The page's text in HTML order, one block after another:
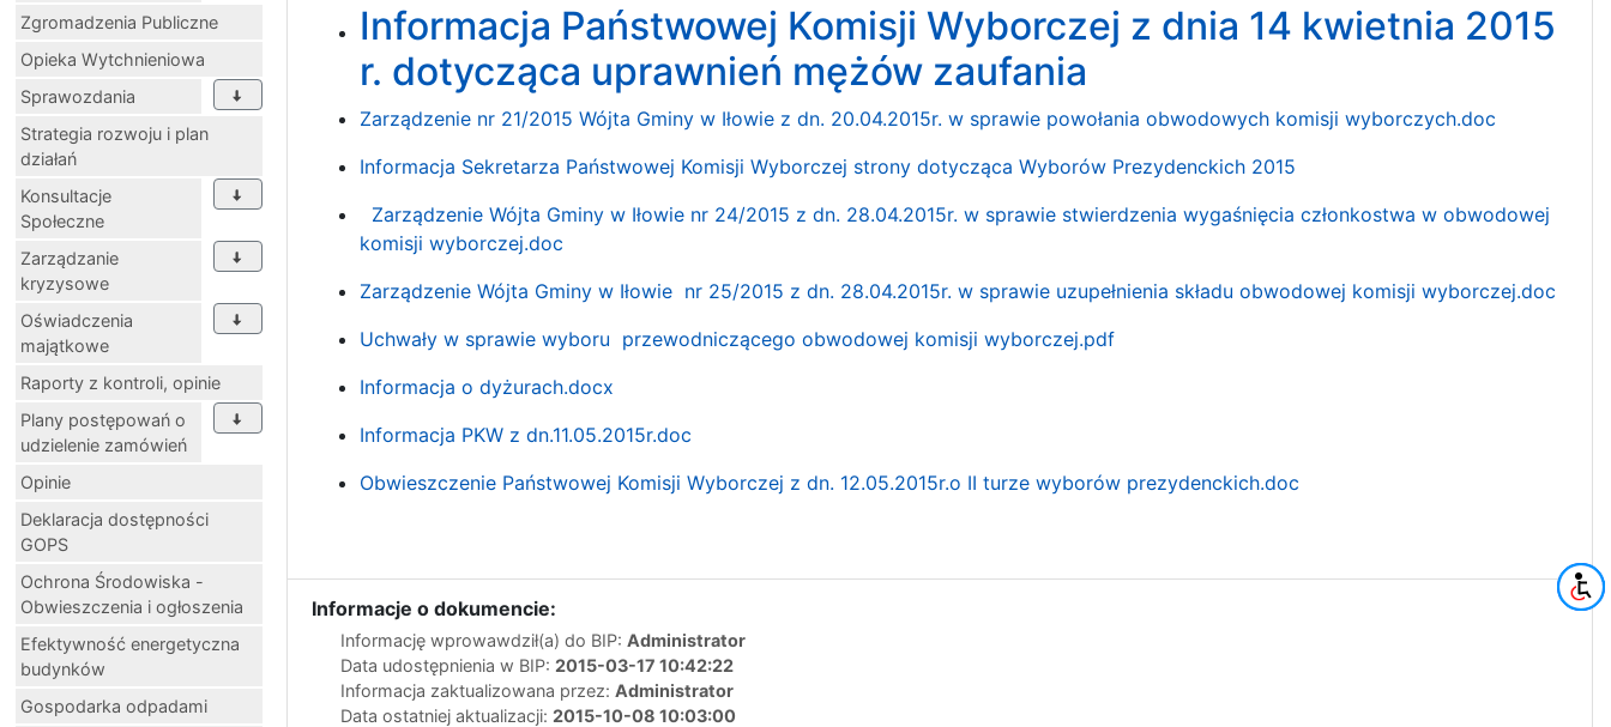
Zgromadzenia Publiczne
Opieka Wytchnieniowa
Sprawozdania
Strategia rozwoju i plan
działań
Konsultacje
Społeczne
Zarządzanie
kryzysowe
Oświadczenia
majątkowe
Raporty z kontroli, opinie
Plany postępowań o
udzielenie zamówień
Opinie
Deklaracja dostępności
GOPS
Ochrona Środowiska -
Obwieszczenia i ogłoszenia
Efektywność energetyczna
budynków
Gospodarka odpadami
Informacja Państwowej Komisji Wyborczej z dnia 14 kwietnia 2015
r. dotycząca uprawnień mężów zaufania
Zarządzenie nr 21/2015 Wójta Gminy w Iłowie z dn. 20.04.2015r. w sprawie powołania obwodowych komisji wyborczych.doc
Informacja Sekretarza Państwowej Komisji Wyborczej strony dotycząca Wyborów Prezydenckich 2015
Zarządzenie Wójta Gminy w Iłowie nr 24/2015 z dn. 28.04.2015r. w sprawie stwierdzenia wygaśnięcia członkostwa w obwodowej
komisji wyborczej.doc
Zarządzenie Wójta Gminy w Iłowie nr 25/2015 z dn. 28.04.2015r. w sprawie uzupełnienia składu obwodowej komisji wyborczej.doc
Uchwały w sprawie wyboru przewodniczącego obwodowej komisji wyborczej.pdf
Informacja o dyżurach.docx
Informacja PKW z dn.11.05.2015r.doc
Obwieszczenie Państwowej Komisji Wyborczej z dn. 12.05.2015r.o II turze wyborów prezydenckich.doc
Informacje o dokumencie:
Informację wprowawdził(a) do BIP: Administrator
Data udostępnienia w BIP: 2015-03-17 10:42:22
Informacja zaktualizowana przez: Administrator
Data ostatniej aktualizacji: 2015-10-08 10:03:00